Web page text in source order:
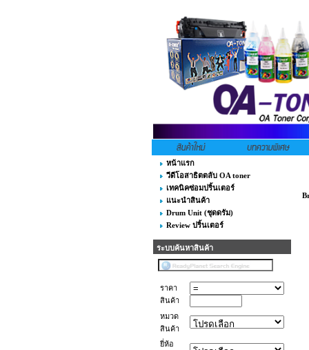
หน้าแรก
วีดีโอสาธิตตลับ OA toner
เทคนิคซ่อมปริ้นเตอร์
แนะนำสินค้า
Drum Unit (ชุดดรัม)
Review ปริ้นเตอร์
ระบบค้นหาสินค้า
ราคา
สินค้า
หมวด
สินค้า
ยี่ห้อ